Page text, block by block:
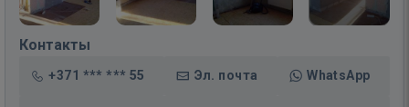
Контакты
+371 *** *** 55 Эл. почта WhatsApp